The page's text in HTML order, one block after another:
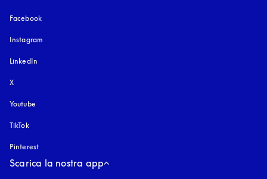
Facebook
Instagram
LinkedIn
X
Youtube
TikTok
Pinterest
Scarica la nostra app